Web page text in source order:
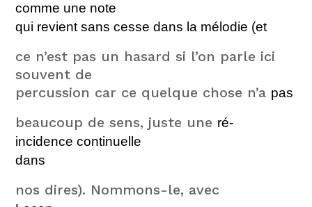
comme une note
qui revient sans cesse dans la mélodie (et
ce n’est pas un hasard si l’on parle ici
souvent de
percussion car ce quelque chose n’a pas
beaucoup de sens, juste une ré-
incidence continuelle
dans
nos dires). Nommons-le, avec